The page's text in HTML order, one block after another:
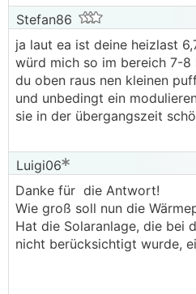
Stefan86
ja laut ea ist deine heizlast
würd mich so im bereich 7-8
du oben raus nen kleinen
und unbedingt ein
sie in der übergangszeit
Luigi06
Danke für die Antwort!
Wie groß soll nun die
Hat die Solaranlage, die bei
nicht berücksichtigt wurde,